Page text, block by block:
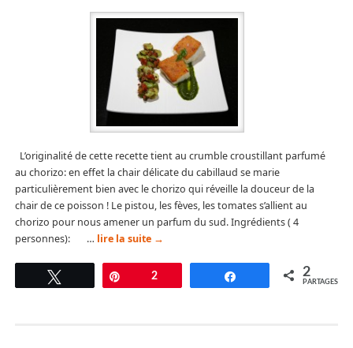
L’originalité de cette recette tient au crumble croustillant parfumé
au chorizo: en effet la chair délicate du cabillaud se marie
particulièrement bien avec le chorizo qui réveille la douceur de la
chair de ce poisson ! Le pistou, les fèves, les tomates s’allient au
chorizo pour nous amener un parfum du sud. Ingrédients ( 4
personnes): … lire la suite →
Tweetez Épingle
2 Partagez 2
PARTAGES